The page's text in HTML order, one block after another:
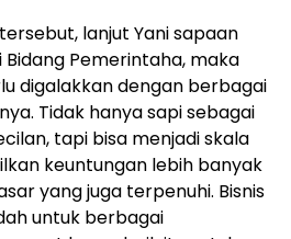
lanjut Yani sapaan
Pemerintaha, maka
digalakkan dengan berbagai
Tidak hanya sapi sebagai
tapi bisa menjadi skala
keuntungan lebih banyak
yang juga terpenuhi. Bisnis
untuk berbagai